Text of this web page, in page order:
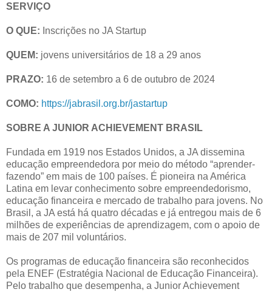
SERVIÇO
O QUE: Inscrições no JA Startup
QUEM: jovens universitários de 18 a 29 anos
PRAZO: 16 de setembro a 6 de outubro de 2024
COMO: https://jabrasil.org.br/jastartup
SOBRE A JUNIOR ACHIEVEMENT BRASIL
Fundada em 1919 nos Estados Unidos, a JA dissemina
educação empreendedora por meio do método “aprender-
fazendo” em mais de 100 países. É pioneira na América
Latina em levar conhecimento sobre empreendedorismo,
educação financeira e mercado de trabalho para jovens. No
Brasil, a JA está há quatro décadas e já entregou mais de 6
milhões de experiências de aprendizagem, com o apoio de
mais de 207 mil voluntários.
Os programas de educação financeira são reconhecidos
pela ENEF (Estratégia Nacional de Educação Financeira).
Pelo trabalho que desempenha, a Junior Achievement